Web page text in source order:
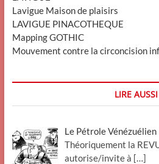
Lavigue Maison de plaisirs
LAVIGUE PINACOTHEQUE
Mapping GOTHIC
Mouvement contre la circoncision
LIRE AUSSI
Le Pétrole Vénézuélien
Théoriquement la
autorise/invite à […]